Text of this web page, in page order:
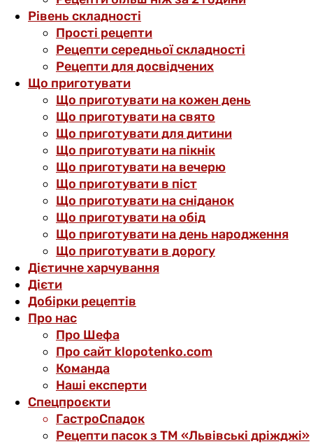
Рівень складності
Прості рецепти
Рецепти середньої складності
Рецепти для досвідчених
Що приготувати
Що приготувати на кожен день
Що приготувати на свято
Що приготувати для дитини
Що приготувати на пікнік
Що приготувати на вечерю
Що приготувати в піст
Що приготувати на сніданок
Що приготувати на обід
Що приготувати на день народження
Що приготувати в дорогу
Дієтичне харчування
Дієти
Добірки рецептів
Про нас
Про Шефа
Про сайт klopotenko.com
Команда
Наші експерти
Спецпроєкти
ГастроСпадок
Рецепти пасок з ТМ «Львівські дріжджі»